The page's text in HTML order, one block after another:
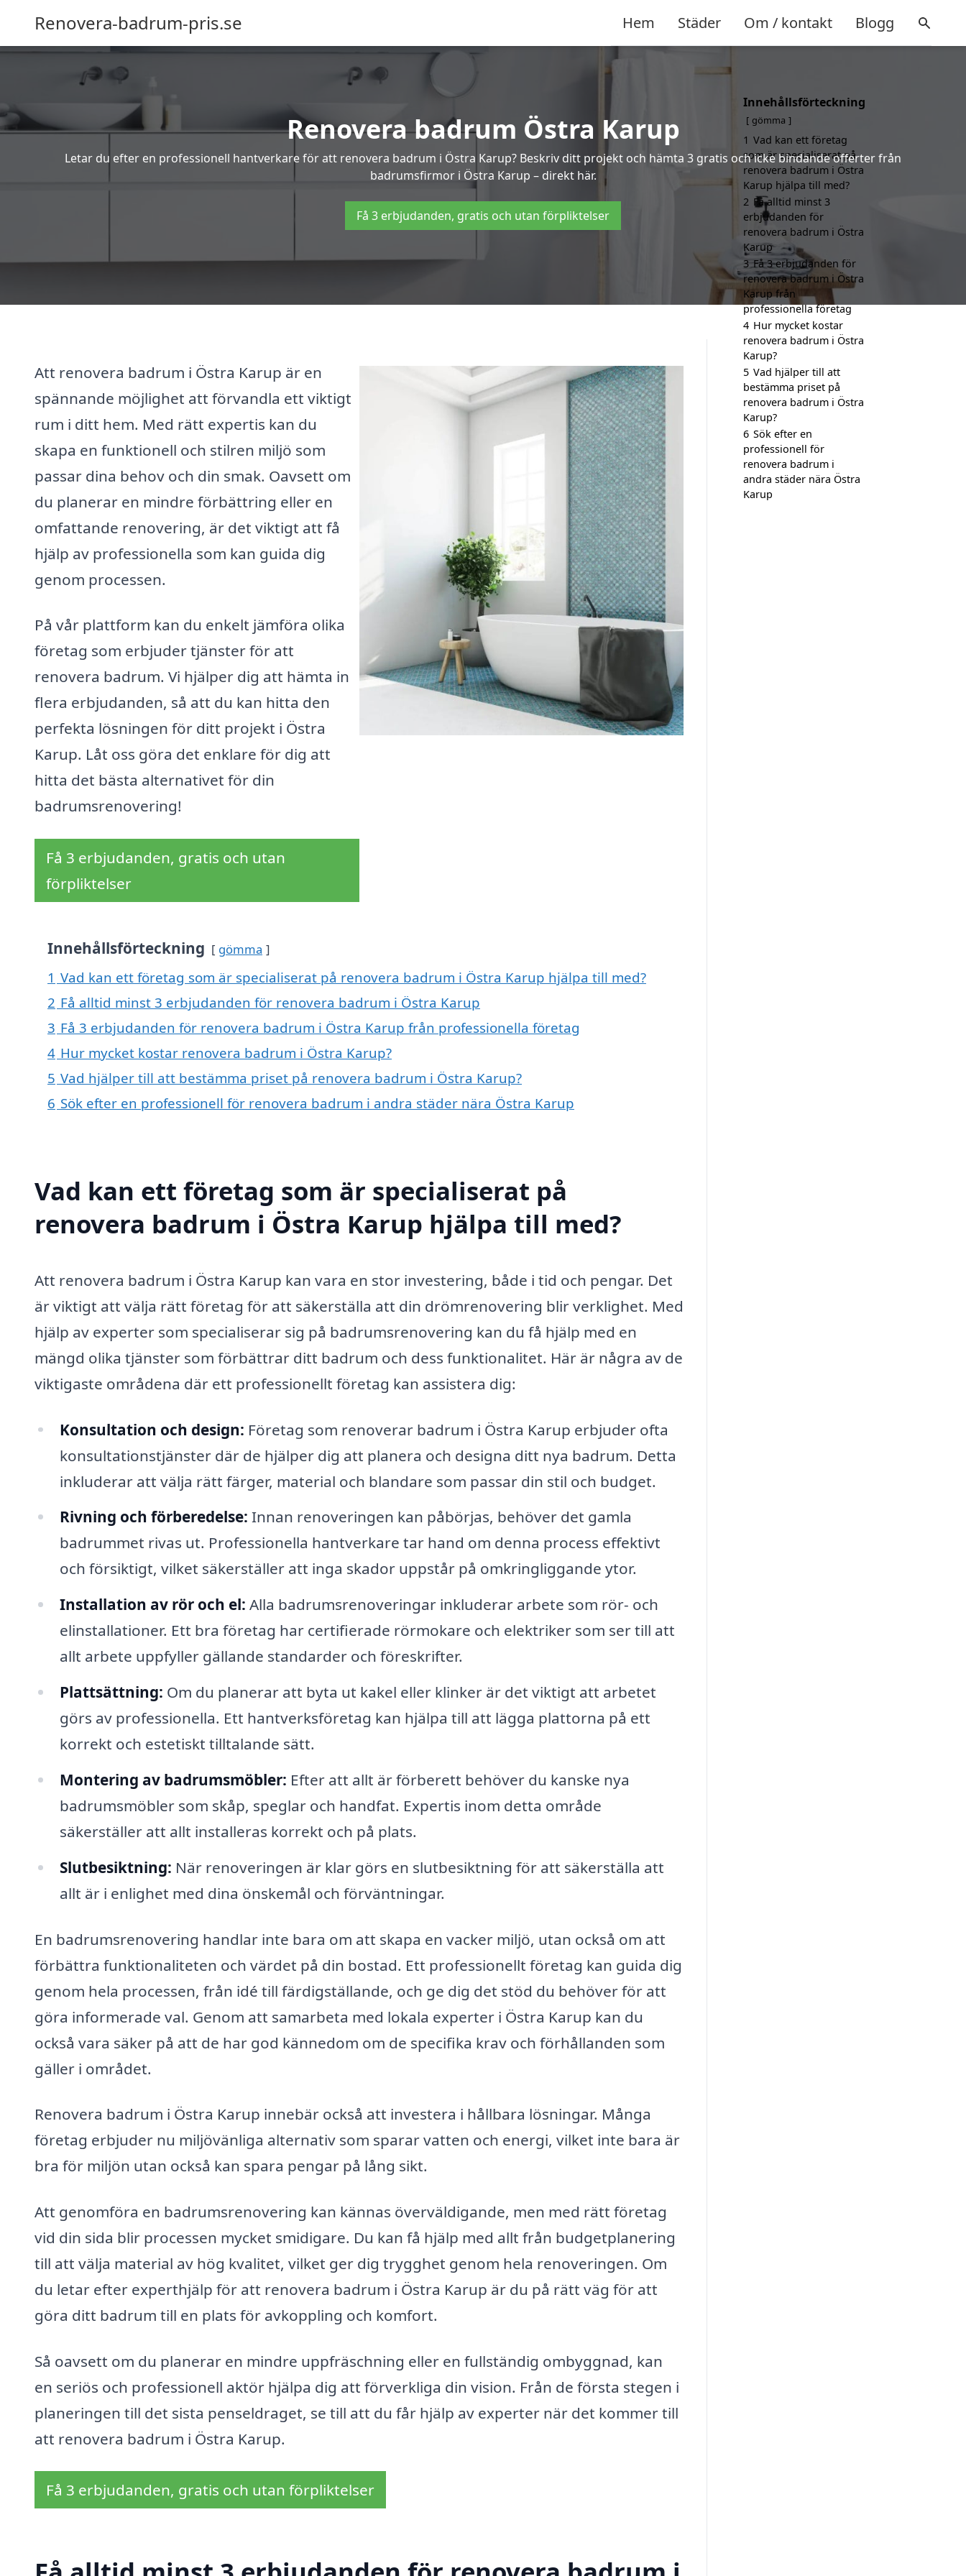
Renovera-badrum-pris.se Hem Städer Om / kontakt Blogg
Renovera badrum Östra Karup
Letar du efter en professionell hantverkare för att renovera badrum i Östra Karup? Beskriv ditt projekt och hämta 3 gratis och icke bindande offerter från
badrumsfirmor i Östra Karup – direkt här.
Få 3 erbjudanden, gratis och utan förpliktelser
Att renovera badrum i Östra Karup är en
spännande möjlighet att förvandla ett viktigt
rum i ditt hem. Med rätt expertis kan du
skapa en funktionell och stilren miljö som
passar dina behov och din smak. Oavsett om
du planerar en mindre förbättring eller en
omfattande renovering, är det viktigt att få
hjälp av professionella som kan guida dig
genom processen.
På vår plattform kan du enkelt jämföra olika
företag som erbjuder tjänster för att
renovera badrum. Vi hjälper dig att hämta in
flera erbjudanden, så att du kan hitta den
perfekta lösningen för ditt projekt i Östra
Karup. Låt oss göra det enklare för dig att
hitta det bästa alternativet för din
badrumsrenovering!
Få 3 erbjudanden, gratis och utan
förpliktelser
Innehållsförteckning gömma
1 Vad kan ett företag som är specialiserat på renovera badrum i Östra Karup hjälpa till med?
2 Få alltid minst 3 erbjudanden för renovera badrum i Östra Karup
3 Få 3 erbjudanden för renovera badrum i Östra Karup från professionella företag
4 Hur mycket kostar renovera badrum i Östra Karup?
5 Vad hjälper till att bestämma priset på renovera badrum i Östra Karup?
6 Sök efter en professionell för renovera badrum i andra städer nära Östra Karup
Vad kan ett företag som är specialiserat på
renovera badrum i Östra Karup hjälpa till med?
Att renovera badrum i Östra Karup kan vara en stor investering, både i tid och pengar. Det
är viktigt att välja rätt företag för att säkerställa att din drömrenovering blir verklighet. Med
hjälp av experter som specialiserar sig på badrumsrenovering kan du få hjälp med en
mängd olika tjänster som förbättrar ditt badrum och dess funktionalitet. Här är några av de
viktigaste områdena där ett professionellt företag kan assistera dig:
Konsultation och design: Företag som renoverar badrum i Östra Karup erbjuder ofta
konsultationstjänster där de hjälper dig att planera och designa ditt nya badrum. Detta
inkluderar att välja rätt färger, material och blandare som passar din stil och budget.
Rivning och förberedelse: Innan renoveringen kan påbörjas, behöver det gamla
badrummet rivas ut. Professionella hantverkare tar hand om denna process effektivt
och försiktigt, vilket säkerställer att inga skador uppstår på omkringliggande ytor.
Installation av rör och el: Alla badrumsrenoveringar inkluderar arbete som rör- och
elinstallationer. Ett bra företag har certifierade rörmokare och elektriker som ser till att
allt arbete uppfyller gällande standarder och föreskrifter.
Plattsättning: Om du planerar att byta ut kakel eller klinker är det viktigt att arbetet
görs av professionella. Ett hantverksföretag kan hjälpa till att lägga plattorna på ett
korrekt och estetiskt tilltalande sätt.
Montering av badrumsmöbler: Efter att allt är förberett behöver du kanske nya
badrumsmöbler som skåp, speglar och handfat. Expertis inom detta område
säkerställer att allt installeras korrekt och på plats.
Slutbesiktning: När renoveringen är klar görs en slutbesiktning för att säkerställa att
allt är i enlighet med dina önskemål och förväntningar.
En badrumsrenovering handlar inte bara om att skapa en vacker miljö, utan också om att
förbättra funktionaliteten och värdet på din bostad. Ett professionellt företag kan guida dig
genom hela processen, från idé till färdigställande, och ge dig det stöd du behöver för att
göra informerade val. Genom att samarbeta med lokala experter i Östra Karup kan du
också vara säker på att de har god kännedom om de specifika krav och förhållanden som
gäller i området.
Renovera badrum i Östra Karup innebär också att investera i hållbara lösningar. Många
företag erbjuder nu miljövänliga alternativ som sparar vatten och energi, vilket inte bara är
bra för miljön utan också kan spara pengar på lång sikt.
Att genomföra en badrumsrenovering kan kännas överväldigande, men med rätt företag
vid din sida blir processen mycket smidigare. Du kan få hjälp med allt från budgetplanering
till att välja material av hög kvalitet, vilket ger dig trygghet genom hela renoveringen. Om
du letar efter experthjälp för att renovera badrum i Östra Karup är du på rätt väg för att
göra ditt badrum till en plats för avkoppling och komfort.
Så oavsett om du planerar en mindre uppfräschning eller en fullständig ombyggnad, kan
en seriös och professionell aktör hjälpa dig att förverkliga din vision. Från de första stegen i
planeringen till det sista penseldraget, se till att du får hjälp av experter när det kommer till
att renovera badrum i Östra Karup.
Få 3 erbjudanden, gratis och utan förpliktelser
Innehållsförteckning
gömma
1 Vad kan ett företag
som är specialiserat på
renovera badrum i Östra
Karup hjälpa till med?
2 Få alltid minst 3
erbjudanden för
renovera badrum i Östra
Karup
3 Få 3 erbjudanden för
renovera badrum i Östra
Karup från
professionella företag
4 Hur mycket kostar
renovera badrum i Östra
Karup?
5 Vad hjälper till att
bestämma priset på
renovera badrum i Östra
Karup?
6 Sök efter en
professionell för
renovera badrum i
andra städer nära Östra
Karup